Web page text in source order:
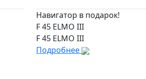
Навигатор в подарок!
F 45 ELMO III
F 45 ELMO III
Подробнее